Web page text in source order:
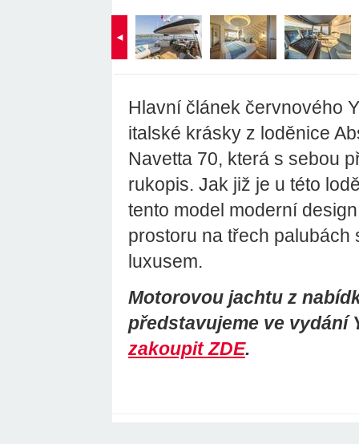
◄
Hlavní článek červnového
italské krásky z loděnice
Navetta 70, která s sebou
rukopis. Jak již je u této
tento model moderní
prostoru na třech
luxusem.
Motorovou jachtu z
představujeme ve vydání
zakoupit ZDE.